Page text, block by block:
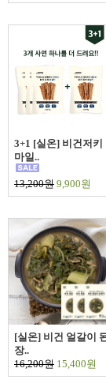
3+1 [실온] 비건저키
마일..
13,200원 9,900원
[실온] 비건 얼갈이
장..
16,200원 15,400원